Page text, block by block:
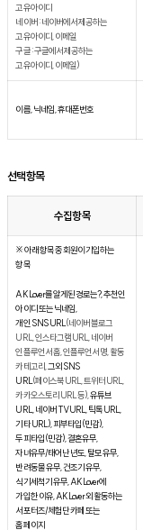
고유아이디
네이버 : 네이버에서 제공하는
고유아이디, 이메일
구글 : 구글에서 제공하는
고유아이디, 이메일)
이름, 닉네임, 휴대폰번호
선택항목
수집항목
※ 아래 항목 중 회원이 기입하는
항목
AK Lover를 알게된 경로는?, 추천인
아이디 또는 닉네임,
개인 SNS URL(네이버 블로그
URL, 인스타그램 URL, 네이버
인플루언서 홈, 인플루언서 명, 활동
카테고리,그외 SNS
URL(페이스북 URL, 트위터 URL,
카카오스토리 URL 등),유튜브
URL, 네이버 TV URL, 틱톡 URL,
기타 URL), 피부타입(민감),
두피타입(민감), 결혼유무,
자녀유무/태어난 년도, 탈모 유무,
반려동물 유무, 건조기 유무,
식기세척기 유무, AK Lover에
가입한 이유, AK Lover 외 활동하는
서포터즈/체험단 카페 또는
홈페이지